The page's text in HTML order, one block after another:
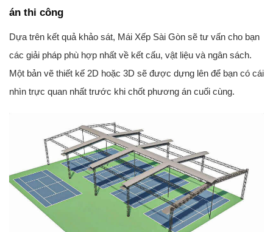
án thi công
Dựa trên kết quả khảo sát, Mái Xếp Sài Gòn sẽ tư vấn cho bạn
các giải pháp phù hợp nhất về kết cấu, vật liệu và ngân sách.
Một bản vẽ thiết kế 2D hoặc 3D sẽ được dựng lên để bạn có cái
nhìn trực quan nhất trước khi chốt phương án cuối cùng.